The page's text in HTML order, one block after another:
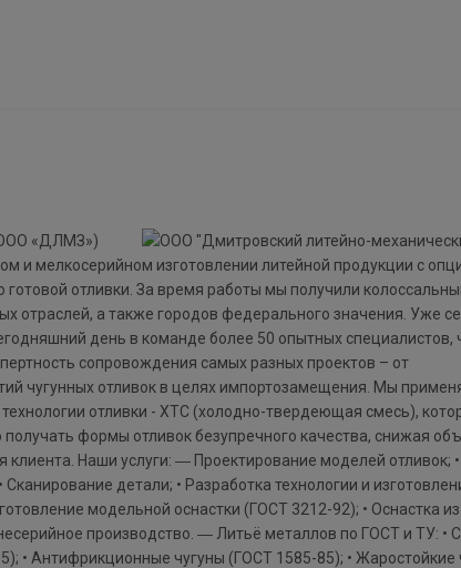
ООО «ДЛМЗ»)
и мелкосерийном изготовлении литейной продукции с
готовой отливки. За время работы мы получили
отраслей, а также городов федерального значения. Уже
день в команде более 50 опытных специалистов,
сопровождения самых разных проектов – от
чугунных отливок в целях импортозамещения. Мы
отливки - ХТС (холодно-твердеющая смесь),
формы отливок безупречного качества, снижая
клиента. Наши услуги: ― Проектирование моделей отливок;
детали; • Разработка технологии и
модельной оснастки (ГОСТ 3212-92); • Оснастка
производство. ― Литьё металлов по ГОСТ и ТУ: •
• Антифрикционные чугуны (ГОСТ 1585-85); • Жаростойкие